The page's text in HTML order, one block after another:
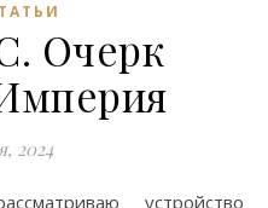
Очерк
2024